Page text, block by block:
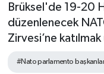
Brüksel'de 19-20
düzenlenecek
Zirvesi’ne
#Nato parlamento
Sağlık
Haber Arşivi